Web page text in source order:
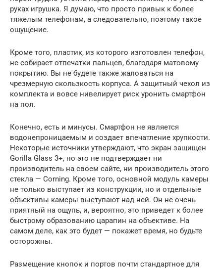
руках игрушка. Я думаю, что просто привык к более
тяжелым телефонам, а следовательно, поэтому такое
ощущение.
Кроме того, пластик, из которого изготовлен телефон,
не собирает отпечатки пальцев, благодаря матовому
покрытию. Вы не будете также жаловаться на
чрезмерную скользкость корпуса. А защитный чехол из
комплекта и вовсе нивелирует риск уронить смартфон
на пол.
Конечно, есть и минусы. Смартфон не является
водонепроницаемым и создает впечатление хрупкости.
Некоторые источники утверждают, что экран защищен
Gorilla Glass 3+, но это не подтверждает ни
производитель на своем сайте, ни производитель этого
стекла — Corning. Кроме того, основной модуль камеры
не только выступает из конструкции, но и отдельные
объективы камеры выступают над ней. Он не очень
приятный на ощупь, и, вероятно, это приведет к более
быстрому образованию царапин на объективе. На
самом деле, как это будет — покажет время, но будьте
осторожны.
Размещение кнопок и портов почти стандартное для